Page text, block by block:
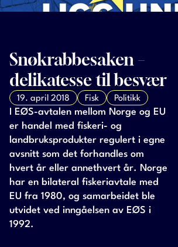
Snøkrabbesaken –
delikatesse til besvær
19. april 2018 Fisk Politikk
I EØS-avtalen mellom Norge og EU
er handel med fiskeri- og
landbruksprodukter regulert i egne
avsnitt som det forhandles om
hvert år eller annethvert år. Norge
har en bilateral fiskeriavtale med
EU fra 1980, og samarbeidet ble
utvidet ved inngåelsen av EØS i
1992.